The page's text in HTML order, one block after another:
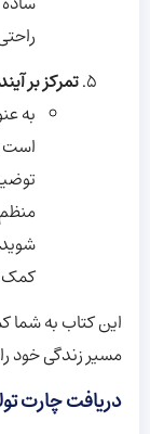
تمرکز بر
به
است
کمک
این کتاب به شما
مسیر زندگی خود
دریافت چارت